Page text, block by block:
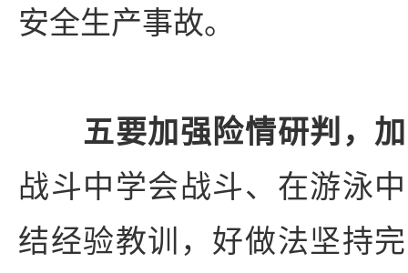
安全生产事故。
五要加强险情研判，
战斗中学会战斗、在游泳
结经验教训，好做法坚持